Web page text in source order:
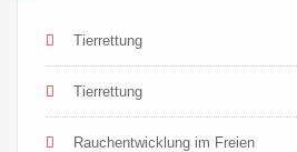
Tierrettung
Tierrettung
Rauchentwicklung im Freien